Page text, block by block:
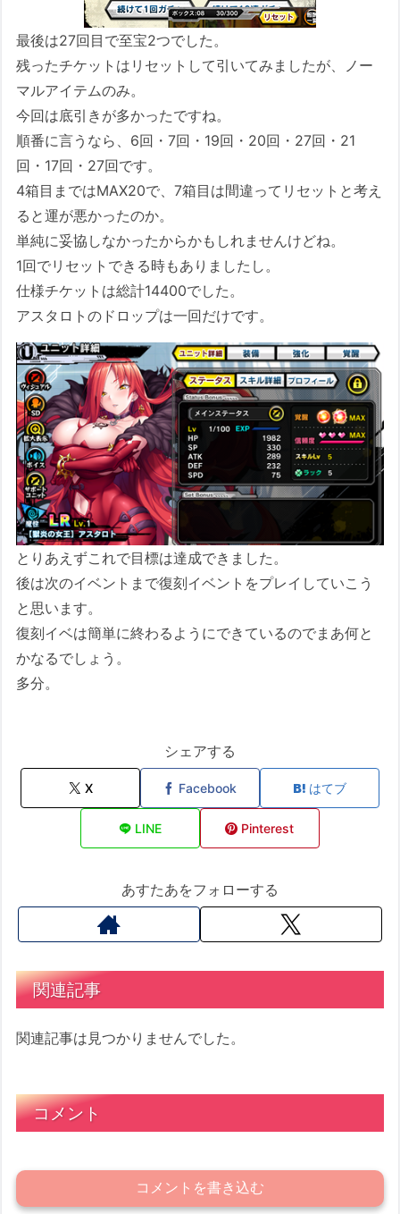
最後は27回目で至宝2つでした。
残ったチケットはリセットして引いてみましたが、ノー
マルアイテムのみ。
今回は底引きが多かったですね。
順番に言うなら、6回・7回・19回・20回・27回・21
回・17回・27回です。
4箱目まではMAX20で、7箱目は間違ってリセットと考え
ると運が悪かったのか。
単純に妥協しなかったからかもしれませんけどね。
1回でリセットできる時もありましたし。
仕様チケットは総計14400でした。
アスタロトのドロップは一回だけです。
とりあえずこれで目標は達成できました。
後は次のイベントまで復刻イベントをプレイしていこう
と思います。
復刻イベは簡単に終わるようにできているのでまあ何と
かなるでしょう。
多分。
シェアする
X Facebook はてブ
LINE Pinterest
あすたあをフォローする
関連記事
関連記事は見つかりませんでした。
コメント
コメントを書き込む